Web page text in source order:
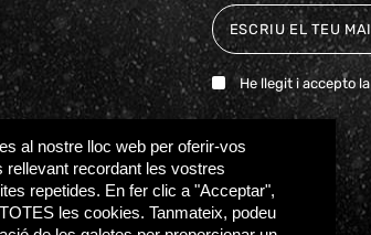
He llegit i accepto la
al nostre lloc web per oferir-vos
rellevant recordant les vostres
repetides. En fer clic a "Acceptar",
les cookies. Tanmateix, podeu